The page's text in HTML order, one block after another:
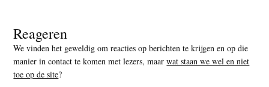
Reageren
We vinden het geweldig om reacties op berichten te krijgen en op die
manier in contact te komen met lezers, maarwat staan we wel en niet
toe op de site?